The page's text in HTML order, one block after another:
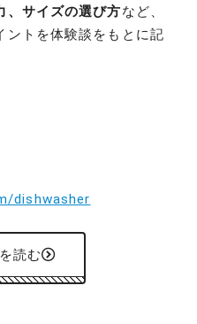
、サイズの選び方など、
ントを体験談をもとに記
dishwasher
読む